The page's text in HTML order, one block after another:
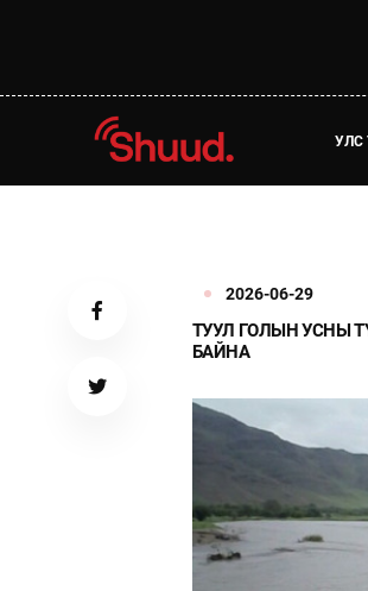
УЛС
2026-06-29
ТУУЛ ГОЛЫН УСНЫ
БАЙНА